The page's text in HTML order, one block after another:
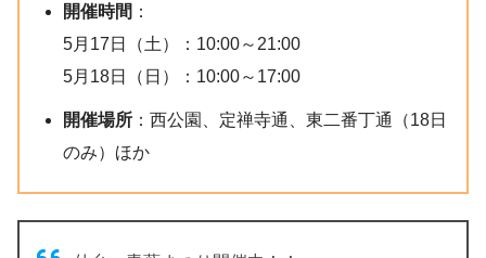
開催時間 ：
5月17日（土）：10:00～21:00
5月18日（日）：10:00～17:00
開催場所 ：​西公園、定禅寺通、東二番丁通（18日
のみ）ほか